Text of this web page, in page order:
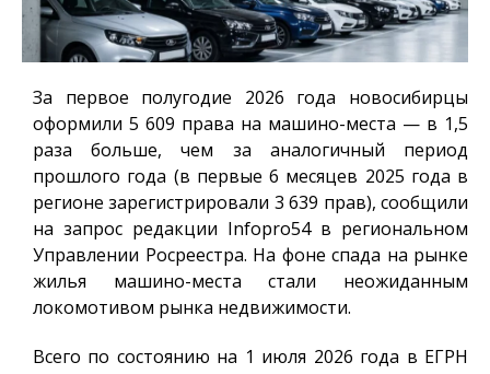
За первое полугодие 2026 года новосибирцы
оформили 5 609 права на машино-места — в 1,5
раза больше, чем за аналогичный период
прошлого года (в первые 6 месяцев 2025 года в
регионе зарегистрировали 3 639 прав), сообщили
на запрос редакции Infopro54в региональном
Управлении Росреестра. На фоне спада на рынке
жилья машино-места стали неожиданным
локомотивом рынка недвижимости.
Всего по состоянию на 1 июля 2026 года в ЕГРН